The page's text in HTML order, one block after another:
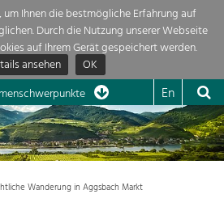
Ihnen die bestmögliche Erfahrung auf
Durch die Nutzung unserer Webseite
auf Ihrem Gerät gespeichert werden.
ansehen
OK
Klima
En


Region ist sehr vielfältig. Deshalb
über unsere Themenschwerpunkte. Für
Thema anklicken und schon werden alle
angezeigt.
Wanderung in Aggsbach Markt